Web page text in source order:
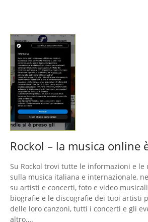
Rockol – la musica online
Su Rockol trovi tutte le informazioni e le
sulla musica italiana e internazionale,
su artisti e concerti, foto e video
biografie e le discografie dei tuoi artisti
delle loro canzoni, tutti i concerti e gli
altro….